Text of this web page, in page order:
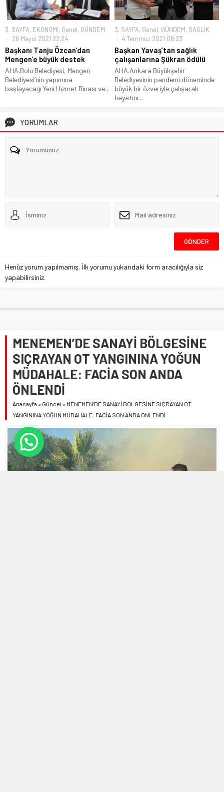
3. SAYFA, EKONOMİ, Genel, GÜNDEM
28 Mayıs 2021 22:24
Başkanı Tanju Özcan’dan
Mengen’e büyük destek
AHA.Bolu Belediyesi, Mengen
Belediyesi’nin yapımına
başlayacağı Yeni Hizmet Binası ve...
3. SAYFA, Genel, GÜNDEM, SAĞLIK
4 Temmuz 2021 08:23
Başkan Yavaş’tan sağlık
çalışanlarına Şükran ödülü
AHA.Ankara Büyükşehir
Belediyesinin pandemi döneminde
büyük bir özveriyle çalışarak
hayatını...
YORUMLAR
Henüz yorum yapılmamış. İlk yorumu yukarıdaki form aracılığıyla siz
yapabilirsiniz.
MENEMEN’DE SANAYİ BÖLGESİNE
SIÇRAYAN OT YANGININA YOĞUN
MÜDAHALE: FACİA SON ANDA
ÖNLENDİ
Anasayfa » Güncel » MENEMEN’DE SANAYİ BÖLGESİNE SIÇRAYAN OT
YANGININA YOĞUN MÜDAHALE: FACİA SON ANDA ÖNLENDİ